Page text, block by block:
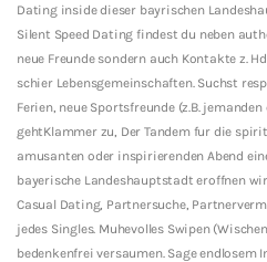
Dating inside dieser bayrischen
Silent Speed Dating findest du neben
neue Freunde sondern auch Kontakte z.
schier Lebensgemeinschaften. Suchst
Ferien, neue Sportsfreunde (z.B.
gehtKlammer zu, Der Tandem fur die
amusanten oder inspirierenden Abend
bayerische Landeshauptstadt eroffnen
Casual Dating, Partnersuche,
jedes Singles. Muhevolles Swipen
bedenkenfrei versaumen. Sage